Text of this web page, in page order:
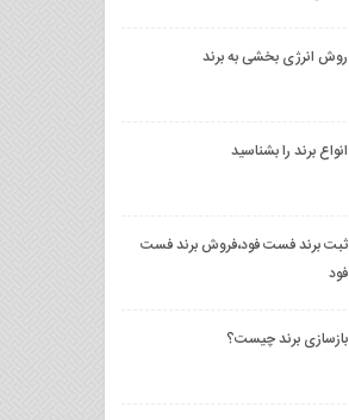
روش انرژی بخشی به برند
انواع برند را بشناسید
ثبت برند فست فود،فروش برند فست
فود
بازسازی برند چیست؟